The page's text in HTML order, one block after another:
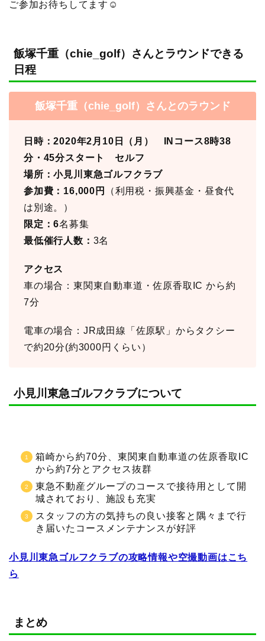
ご参加お待ちしてます☺︎
飯塚千重（chie_golf）さんとラウンドできる
日程
飯塚千重（chie_golf）さんとのラウンド
日時：2020年2月10日（月） INコース8時38
分・45分スタート セルフ
場所：小見川東急ゴルフクラブ
参加費：16,000円
（利用税・振興基金・昼食代
は別途。）
限定：6名募集
最低催行人数： 3名
アクセス
車の場合：東関東自動車道・佐原香取IC から約
7分
電車の場合：JR成田線「佐原駅」からタクシー
で約20分(約3000円くらい）
小見川東急ゴルフクラブについて
箱崎から約70分、東関東自動車道の佐原香取IC
から約7分とアクセス抜群
東急不動産グループのコースで接待用として開
城されており、施設も充実
スタッフの方の気持ちの良い接客と隅々まで行
き届いたコースメンテナンスが好評
小見川東急ゴルフクラブの攻略情報や空撮動画はこち
ら
まとめ